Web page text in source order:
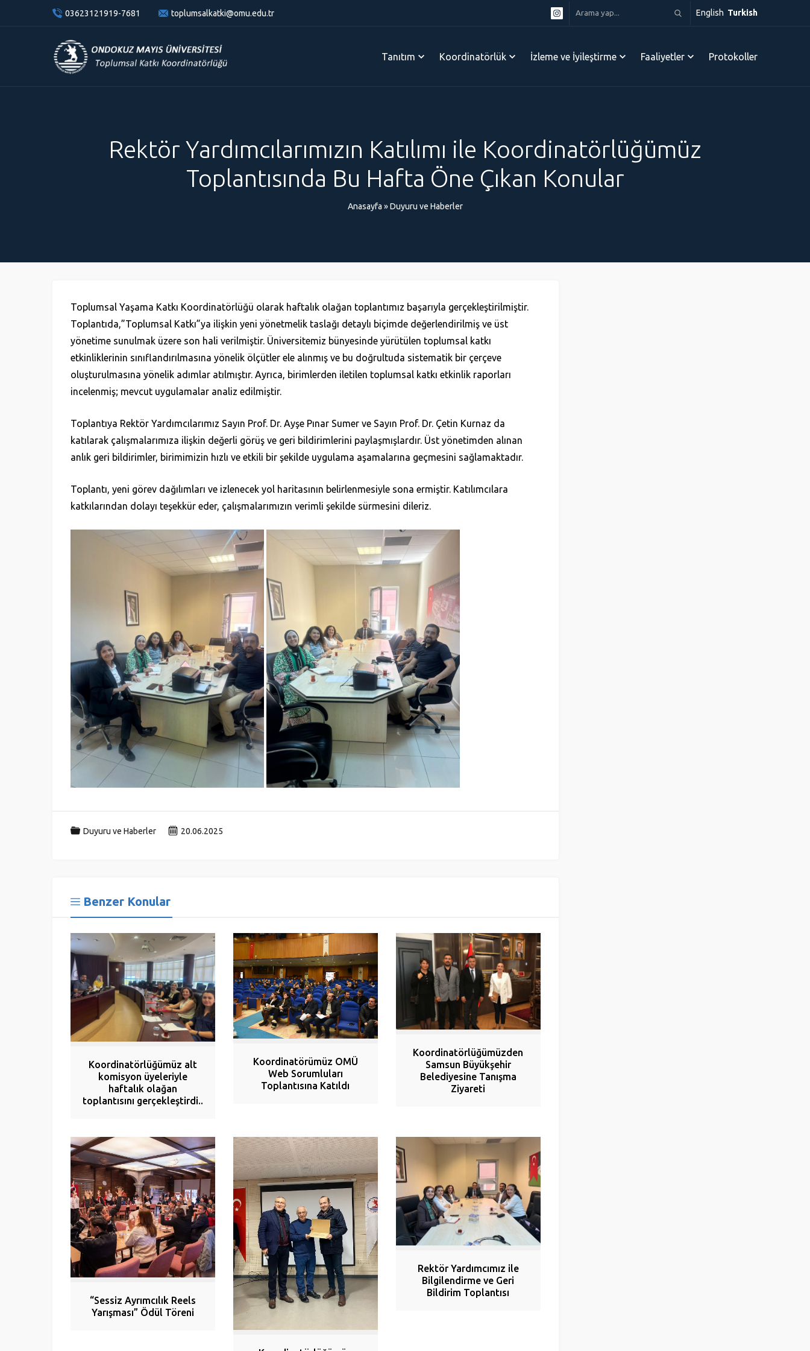
03623121919-7681 toplumsalkatki@omu.edu.tr English Turkish
Tanıtım Koordinatörlük İzleme ve İyileştirme Faaliyetler Protokoller
Rektör Yardımcılarımızın Katılımı ile Koordinatörlüğümüz
Toplantısında Bu Hafta Öne Çıkan Konular
Anasayfa »Duyuru ve Haberler
Toplumsal Yaşama Katkı Koordinatörlüğü olarak haftalık olağan toplantımız başarıyla gerçekleştirilmiştir.
Toplantıda,”Toplumsal Katkı”ya ilişkin yeni yönetmelik taslağı detaylı biçimde değerlendirilmiş ve üst
yönetime sunulmak üzere son hali verilmiştir. Üniversitemiz bünyesinde yürütülen toplumsal katkı
etkinliklerinin sınıflandırılmasına yönelik ölçütler ele alınmış ve bu doğrultuda sistematik bir çerçeve
oluşturulmasına yönelik adımlar atılmıştır. Ayrıca, birimlerden iletilen toplumsal katkı etkinlik raporları
incelenmiş; mevcut uygulamalar analiz edilmiştir.
Toplantıya Rektör Yardımcılarımız Sayın Prof. Dr. Ayşe Pınar Sumer ve Sayın Prof. Dr. Çetin Kurnaz da
katılarak çalışmalarımıza ilişkin değerli görüş ve geri bildirimlerini paylaşmışlardır. Üst yönetimden alınan
anlık geri bildirimler, birimimizin hızlı ve etkili bir şekilde uygulama aşamalarına geçmesini sağlamaktadır.
Toplantı, yeni görev dağılımları ve izlenecek yol haritasının belirlenmesiyle sona ermiştir. Katılımcılara
katkılarından dolayı teşekkür eder, çalışmalarımızın verimli şekilde sürmesini dileriz.
Duyuru ve Haberler 20.06.2025
Benzer Konular
Koordinatörlüğümüz alt
komisyon üyeleriyle
haftalık olağan
toplantısını gerçekleştirdi..
Koordinatörümüz OMÜ
Web Sorumluları
Toplantısına Katıldı
Koordinatörlüğümüzden
Samsun Büyükşehir
Belediyesine Tanışma
Ziyareti
“Sessiz Ayrımcılık Reels
Yarışması” Ödül Töreni
Rektör Yardımcımız ile
Bilgilendirme ve Geri
Bildirim Toplantısı